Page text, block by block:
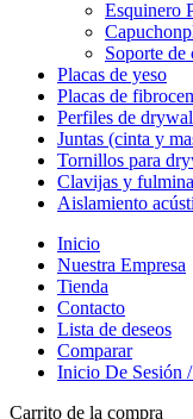
Esquinero
Soporte de
Placas de yeso
Placas de
Perfiles de
Juntas (cinta y
Tornillos para
Clavijas y
Aislamiento
Inicio
Nuestra Empresa
Tienda
Contacto
Lista de deseos
Comparar
Inicio De Sesión
Carrito de la compra